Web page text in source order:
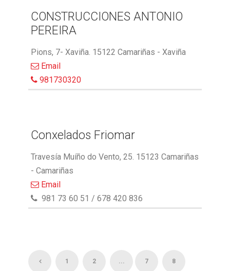
CONSTRUCCIONES ANTONIO
PEREIRA
Pions, 7- Xaviña. 15122 Camariñas - Xaviña
Email
981730320
Conxelados Friomar
Travesía Muíño do Vento, 25. 15123 Camariñas
- Camariñas
Email
981 73 60 51 / 678 420 836
1 2 ... 7 8